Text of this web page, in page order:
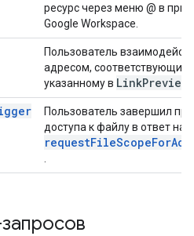
ресурс через меню @ в
Google Workspace.
Пользователь
адресом, соответствующим
указанному в LinkPreview
Пользователь завершил
доступа к файлу в ответ на